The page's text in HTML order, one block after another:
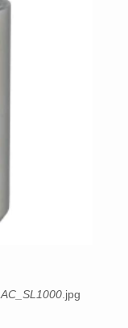
AC_SL1000 .jpg